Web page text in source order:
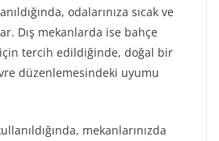
odalarınıza sıcak ve
Dış mekanlarda ise bahçe
tercih edildiğinde, doğal bir
düzenlemesindeki uyumu
mekanlarınızda